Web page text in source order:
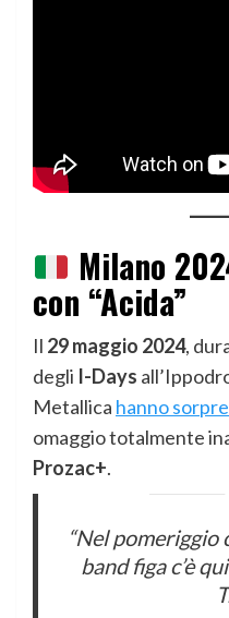
Milano
con “Acida”
Il 29 maggio 2024,
degli I-Days
Metallica hanno
omaggio totalmente
Prozac+.
“Nel pomeriggio
band figa c’è